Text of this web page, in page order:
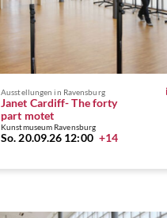
Ausstellungenin Ravensburg
Janet Cardiff- The forty
part motet
Kunstmuseum Ravensburg
So. 20.09.26 12:00 +14